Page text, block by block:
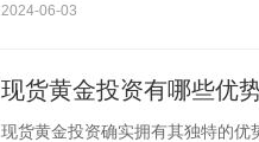
2024-06-03
现货黄金投资有哪些优
现货黄金投资确实拥有其独特的